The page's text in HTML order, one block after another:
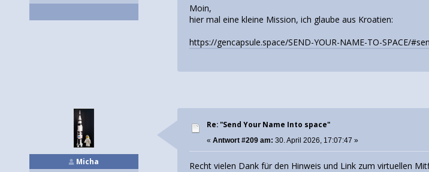
Moin,
hier mal eine kleine Mission, ich glaube aus Kroatien:
https://gencapsule.space/SEND-YOUR-NAME-TO-SPACE/
Micha
Re: "Send Your Name Into space"
«Antwort #209 am: 30. April 2026, 17:07:47 »
Recht vielen Dank für den Hinweis und Link zum virtuellen